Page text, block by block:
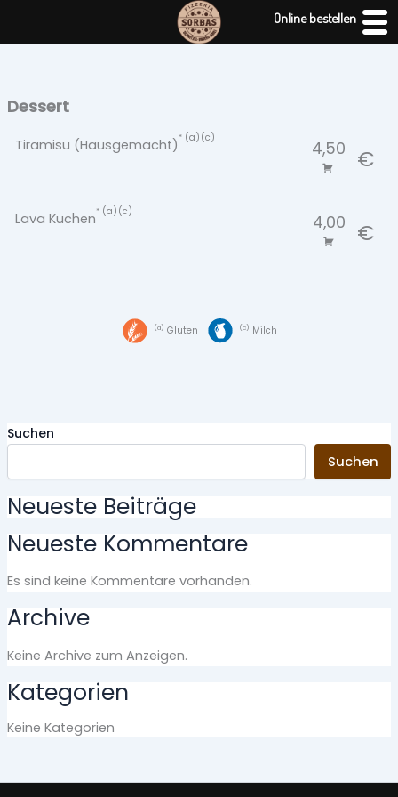
Dessert
Tiramisu (Hausgemacht) a c
4,50 €
Lava Kuchen a c
4,00 €
a Gluten c Milch
Suchen
Suchen
Neueste Beiträge
Neueste Kommentare
Es sind keine Kommentare vorhanden.
Archive
Keine Archive zum Anzeigen.
Kategorien
Keine Kategorien
Online bestellen